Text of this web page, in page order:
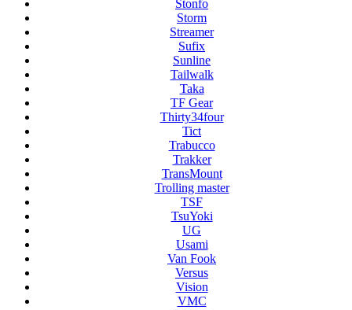
Stonfo
Storm
Streamer
Sufix
Sunline
Tailwalk
Taka
TF Gear
Thirty34four
Tict
Trabucco
Trakker
TransMount
Trolling master
TSF
TsuYoki
UG
Usami
Van Fook
Versus
Vision
VMC